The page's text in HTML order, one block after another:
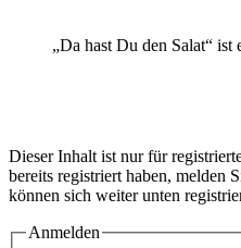
„Da hast Du den Salat“
Dieser Inhalt ist nur für
bereits registriert haben, melden
können sich weiter unten
Anmelden